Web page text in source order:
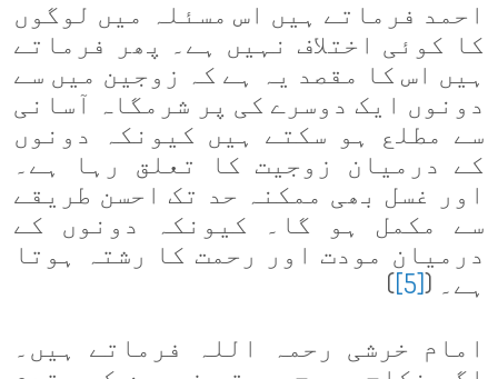
احمد فرماتے ہیں اس مسئلہ میں لوگوں
کا کوئی اختلاف نہیں ہے۔ پھر فرماتے
ہیں اس کا مقصد یہ ہے کہ زوجین میں سے
دونوں ایک دوسرے کی پر شرمگاہ آسانی
سے مطلع ہو سکتے ہیں کیونکہ دونوں
کے درمیان زوجیت کا تعلق رہا ہے۔
اور غسل بھی ممکنہ حد تک احسن طریقے
سے مکمل ہو گا۔ کیونکہ دونوں کے
درمیان مودت اور رحمت کا رشتہ ہوتا
ہے۔ ([5]
)
امام خرشی رحمہ اللہ فرماتے ہیں۔